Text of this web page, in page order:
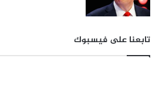
تابعنا على فيسبوك